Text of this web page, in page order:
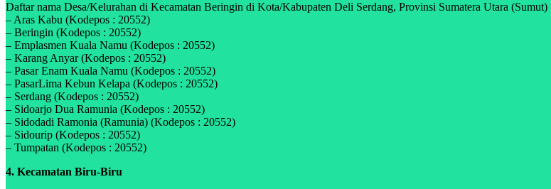
Daftar nama Desa/Kelurahan di Kecamatan Beringin di Kota/Kabupaten Deli Serdang, Provinsi Sumatera Utara (Sumut)
– Aras Kabu (Kodepos : 20552)
– Beringin (Kodepos : 20552)
– Emplasmen Kuala Namu (Kodepos : 20552)
– Karang Anyar (Kodepos : 20552)
– Pasar Enam Kuala Namu (Kodepos : 20552)
– PasarLima Kebun Kelapa (Kodepos : 20552)
– Serdang (Kodepos : 20552)
– Sidoarjo Dua Ramunia (Kodepos : 20552)
– Sidodadi Ramonia (Ramunia) (Kodepos : 20552)
– Sidourip (Kodepos : 20552)
– Tumpatan (Kodepos : 20552)
4. Kecamatan Biru-Biru